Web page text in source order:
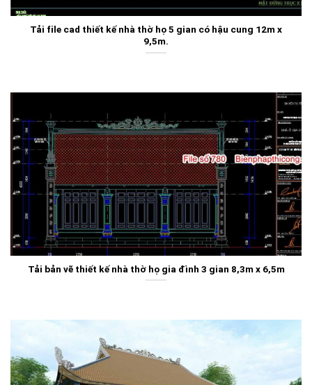
Tải file cad thiết kế nhà thờ họ 5 gian có hậu cung 12m x
9,5m.
Tải bản vẽ thiết kế nhà thờ họ gia đình 3 gian 8,3m x 6,5m